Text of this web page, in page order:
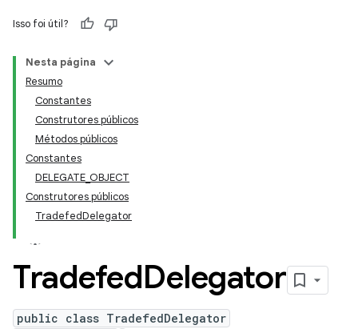
Isso foi útil?
Nesta página
Resumo
Constantes
Construtores públicos
Métodos públicos
Constantes
DELEGATE_OBJECT
Construtores públicos
TradefedDelegator
TradefedDelegator
public class TradefedDelegator